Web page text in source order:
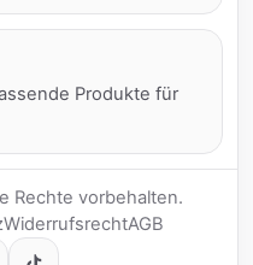
Produkte für
Rechte vorbehalten.
WiderrufsrechtAGB